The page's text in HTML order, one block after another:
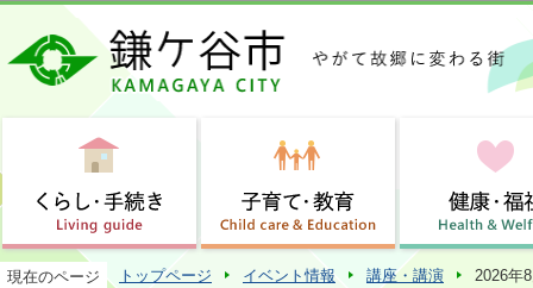
この
現在のページ トップページ イベント情報 講座・講演 2026年